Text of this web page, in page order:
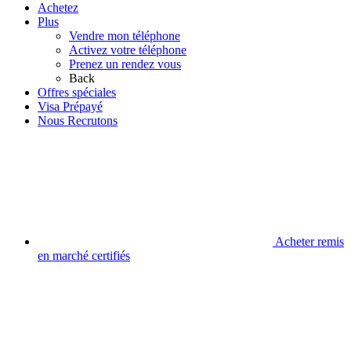
Achetez
Plus
Vendre mon téléphone
Activez votre téléphone
Prenez un rendez vous
Back
Offres spéciales
Visa Prépayé
Nous Recrutons
Acheter remis
en marché certifiés